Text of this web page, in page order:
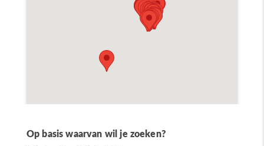
Op basis waarvan wil je zoeken?